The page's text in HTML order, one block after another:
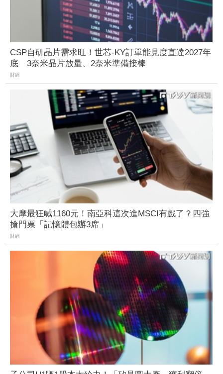
CSP自研晶片需求旺！世芯-KY訂單能見度直達2027年
底 3奈米晶片放量、2奈米準備接棒
財經
大摩最狂喊1160元！南亞科這次進MSCI有戲了？四強
搶門票「記憶體包辦3席」
財經